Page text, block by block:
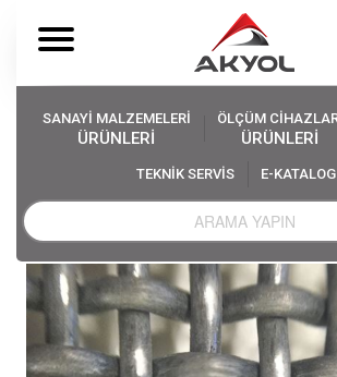
SANAYİ MALZEMELERİ
ÜRÜNLERİ
ÖLÇÜM
ÜRÜNLERİ
TEKNİK SERVİS E-KATALOG
Akyol Sanayi Malzemeleri
Elek Teli